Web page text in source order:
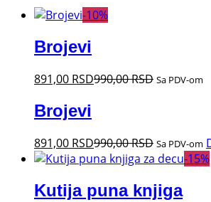
-10%
Brojevi
891,00 RSD990,00RSD Sa PDV-om
Brojevi
891,00 RSD990,00RSD Sa PDV-om
-15%
Kutija puna knjiga